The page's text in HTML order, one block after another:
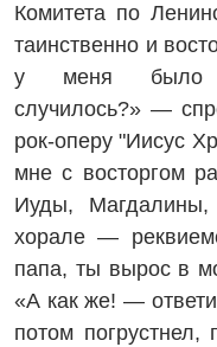
Комитета по
таинственно и
у меня было
случилось?» —
рок‑оперу "Иисус
мне с восторгом
Иуды,
хорале —
папа, ты вырос в
«А как же! —
потом